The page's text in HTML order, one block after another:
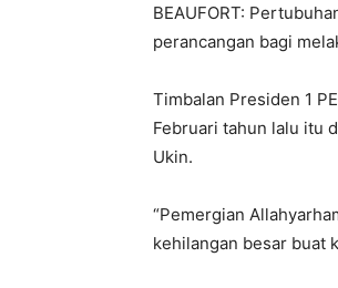
BEAUFORT:
perancangan bagi
Timbalan Presiden 1
Februari tahun lalu itu
Ukin.
“Pemergian
kehilangan besar buat